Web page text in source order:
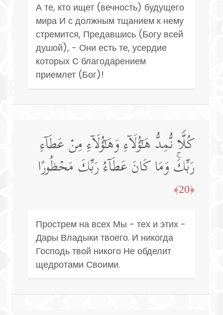
А те, кто ищет (вечность) будущего
мира И с должным тщанием к нему
стремится, Предавшись (Богу всей
душой), - Они есть те, усердие
которых С благодарением
приемлет (Бог)!
كُلࣰّا نُّمِدُّ هَـٰۤؤُلَاۤءِ وَهَـٰۤؤُلَاۤءِ مِنۡ عَطَاۤءِ
رَبِّكَۚ وَمَا كَانَ عَطَاۤءُ رَبِّكَ مَحۡظُورًا
﴿20﴾
Прострем на всех Мы - тех и этих -
Дары Владыки твоего. И никогда
Господь твой никого Не обделит
щедротами Своими.